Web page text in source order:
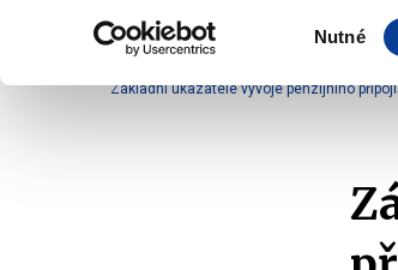
Nutné
Základní ukazatele vývoje penzijního